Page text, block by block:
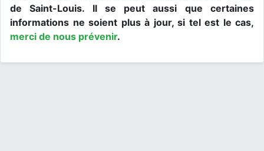
de Saint-Louis. Il se peut aussi que certaines
informations ne soient plus à jour, si tel est le cas,
merci de nous prévenir.